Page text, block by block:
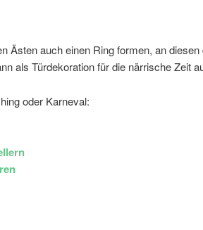
Ästen auch einen Ring formen, an
als Türdekoration für die närrische Zeit
oder Karneval: